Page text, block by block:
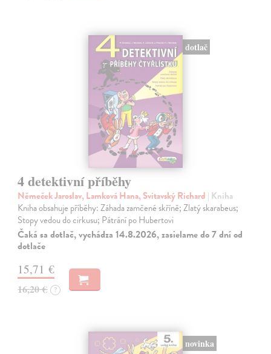
dotlač
4 detektivní příběhy
Němeček Jaroslav, Lamková Hana, Svitavský Richard | Kniha
Kniha obsahuje příběhy: Záhada zamčené skříně; Zlatý skarabeus;
Stopy vedou do cirkusu; Pátrání po Hubertovi
Čaká sa dotlač, vychádza 14.8.2026, zasielame do 7 dní od
dotlače
15,71 €
16,20 € ?
novinka